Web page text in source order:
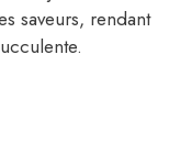
saveurs, rendant